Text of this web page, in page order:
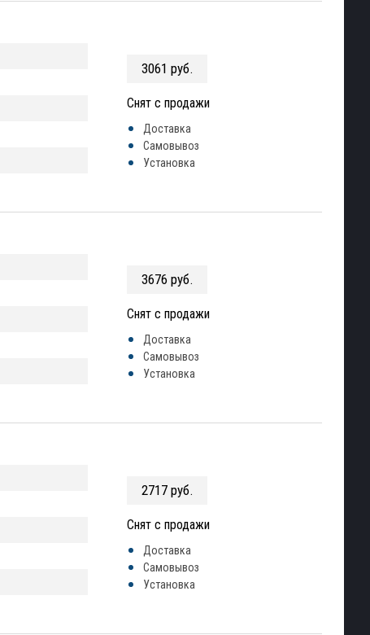
3061 руб.
Снят с продажи
Доставка
Самовывоз
Установка
3676 руб.
Снят с продажи
Доставка
Самовывоз
Установка
2717 руб.
Снят с продажи
Доставка
Самовывоз
Установка